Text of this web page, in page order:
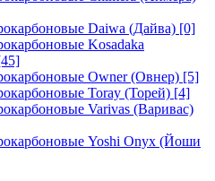
Daiwa (Дайва) [0]
Kosadaka
Owner (Овнер) [5]
Toray (Торей) [4]
Varivas (Варивас)
Yoshi Onyx (Йоши